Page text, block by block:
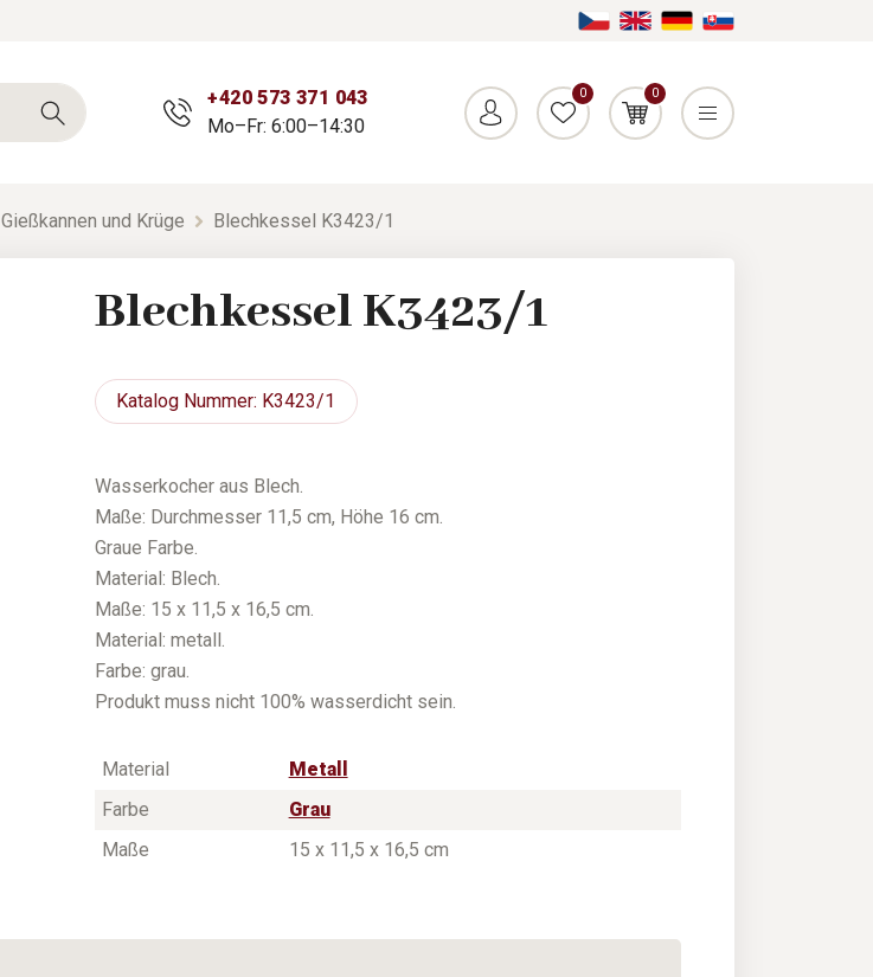
+420 573 371 043
Mo–Fr: 6:00–14:30
0 0
Gießkannen und Krüge Blechkessel K3423/1
Blechkessel K3423/1
Katalog Nummer: K3423/1
Wasserkocher aus Blech.
Maße: Durchmesser 11,5 cm, Höhe 16 cm.
Graue Farbe.
Material: Blech.
Maße: 15 x 11,5 x 16,5 cm.
Material: metall.
Farbe: grau.
Produkt muss nicht 100% wasserdicht sein.
Material
Metall
Farbe
Grau
Maße
15 x 11,5 x 16,5 cm